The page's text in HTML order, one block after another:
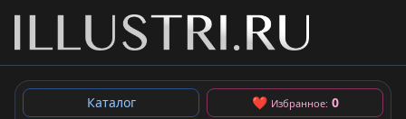
Каталог ❤ Избранное: 0